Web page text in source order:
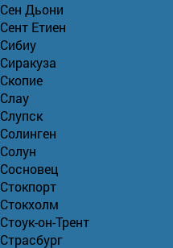
Сен Дьони
Сент Етиен
Сибиу
Сиракуза
Скопие
Слау
Слупск
Солинген
Солун
Сосновец
Стокпорт
Стокхолм
Стоук-он-Трент
Страсбург